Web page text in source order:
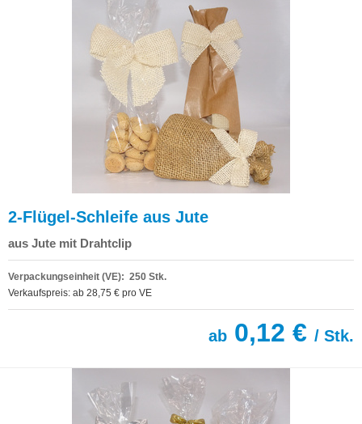
2-Flügel-Schleife aus Jute
aus Jute mit Drahtclip
Verpackungseinheit (VE): 250 Stk.
Verkaufspreis: ab 28,75 € pro VE
ab 0,12 € / Stk.